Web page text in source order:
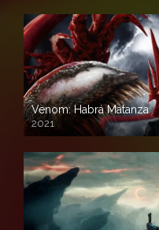
Venom: Habrá Matanza
2021